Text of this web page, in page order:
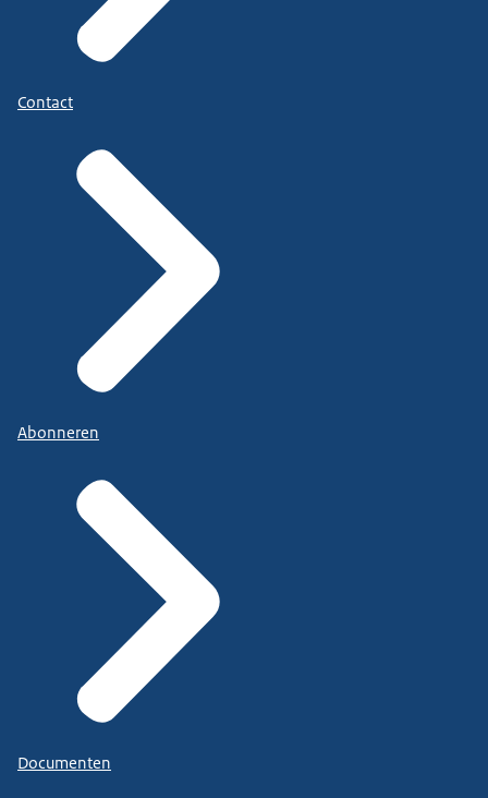
Contact
Abonneren
Documenten